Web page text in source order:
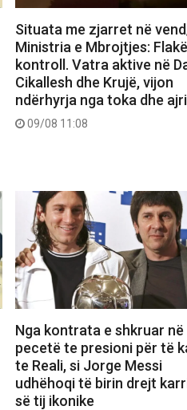
Situata me zjarret në
Ministria e Mbrojtjes:
kontroll. Vatra aktive në
Cikallesh dhe Krujë, vijon
ndërhyrja nga toka dhe ajri
09/08 11:08
Nga kontrata e shkruar në
pecetë te presioni për të
te Reali, si Jorge Messi
udhëhoqi të birin drejt
së tij ikonike